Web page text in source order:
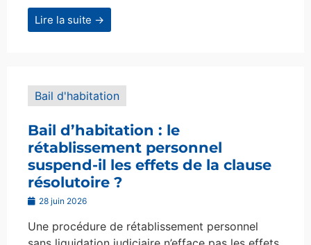
Lire la suite →
Bail d'habitation
Bail d’habitation : le
rétablissement personnel
suspend-il les effets de la clause
résolutoire ?
28 juin 2026
Une procédure de rétablissement personnel